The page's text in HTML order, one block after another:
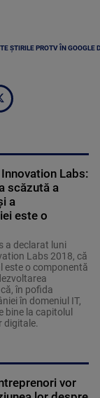
ȘTIRILE PROTV ÎN GOOGLE
Labs:
scăzută a
a
este o
a declarat luni
Labs 2018, că
este o componentă
în pofida
în domeniul IT,
bine la capitolul
digitale.
vor